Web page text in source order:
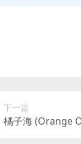
下一篇
橘子海 (Orange